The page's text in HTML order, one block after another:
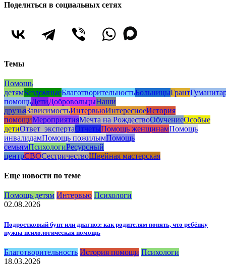
Поделиться в социальных сетях
Темы
Помощь
детямБездомныеБлаготворительностьБольницыГрант
помощьДетиДобровольцыНаши
друзьяЗависимостьИнтервьюИнтересноеИстория
помощиМероприятияМечта на РождествоОбучениеОсобые
детиОтвет_экспертаОтчетыПомощь женщинамПомощь
инвалидамПомощь пожилымПомощь
семьямПсихологиРесурсный
центрСВОСестричествоШвейная мастерская
Еще новости по теме
Помощь детям Интервью Психологи
02.08.2026
Подростковый бунт или диагноз: как родителям понять, что ребёнку
нужна психологическая помощь
Благотворительность История помощи Психологи
18.03.2026